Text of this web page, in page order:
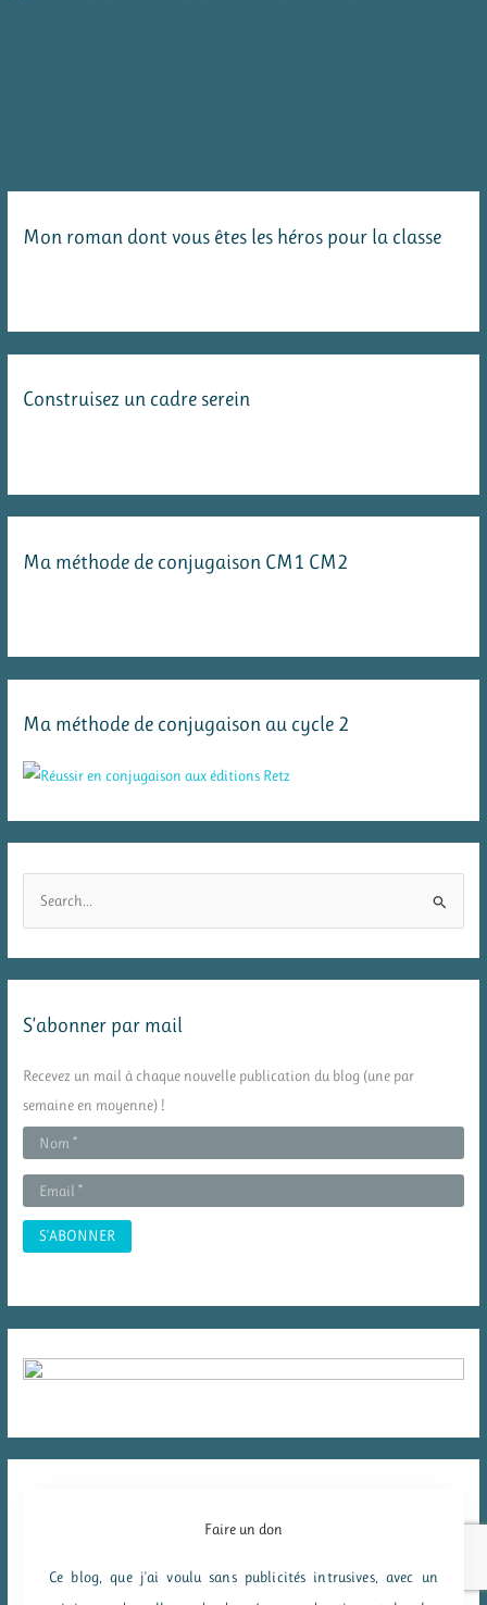
Mon roman dont vous êtes les héros pour la classe
Construisez un cadre serein
Ma méthode de conjugaison CM1 CM2
Ma méthode de conjugaison au cycle 2
r
:
S’abonner par mail
Recevez un mail à chaque nouvelle publication du blog (une par
semaine en moyenne) !
Faire un don
Ce blog, que j'ai voulu sans publicités intrusives, avec un